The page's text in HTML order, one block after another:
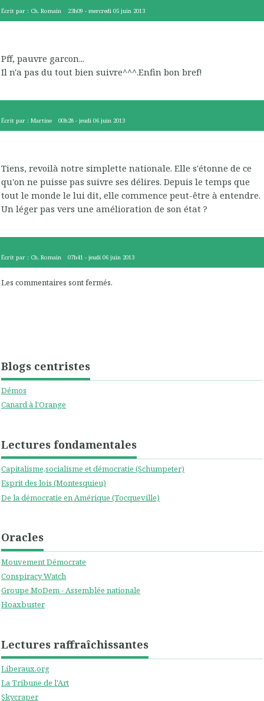
Blogs centristes
Démos
Canard à l'Orange
Lectures fondamentales
Capitalisme,socialisme et démocratie (Schumpeter)
Esprit des lois (Montesquieu)
De la démocratie en Amérique (Tocqueville)
Oracles
Mouvement Démocrate
Conspiracy Watch
Groupe MoDem - Assemblée nationale
Hoaxbuster
Lectures raffraîchissantes
Liberaux.org
La Tribune de l'Art
Skycraper
Écrit par : Ch. Romain 23h09 -mercredi 05 juin 2013
Pff, pauvre garcon...
Il n'a pas du tout bien suivre^^^.Enfin bon bref!
Écrit par : Martine 00h28 -jeudi 06 juin 2013
Tiens, revoilà notre simplette nationale. Elle s'étonne de ce
qu'on ne puisse pas suivre ses délires. Depuis le temps que
tout le monde le lui dit, elle commence peut-être à entendre.
Un léger pas vers une amélioration de son état ?
Écrit par : Ch. Romain 07h41 -jeudi 06 juin 2013
Les commentaires sont fermés.